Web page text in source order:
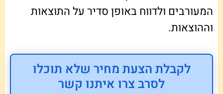
המעורבים ולדווח באופן סדיר על התוצאות
וההוצאות.
לקבלת הצעת מחיר שלא תוכלו
לסרב צרו איתנו קשר